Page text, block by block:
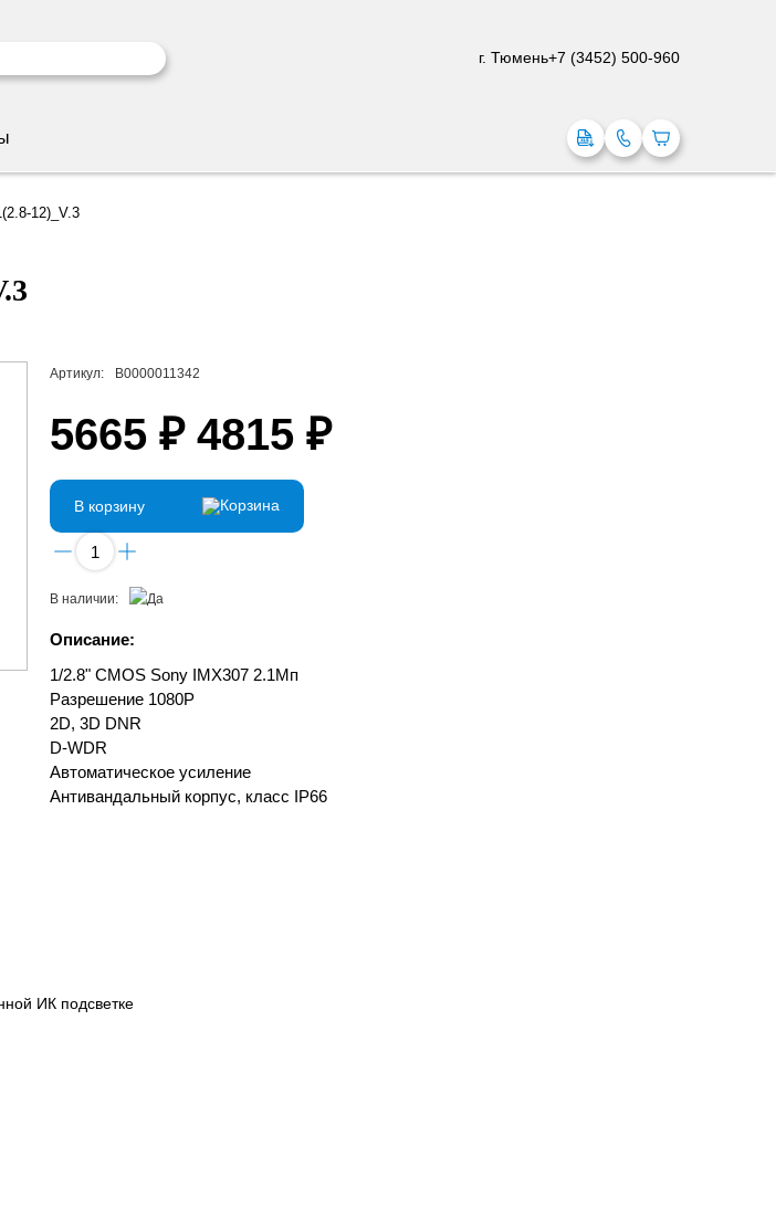
г. Тюмень+7 (3452) 500-960
12)_V.3
Артикул: В0000011342
5665 ₽ 4815 ₽
В корзину
В наличии:
Описание:
1/2.8" CMOS Sony IMX307 2.1Мп
Разрешение 1080P
2D, 3D DNR
D-WDR
Автоматическое усиление
Антивандальный корпус, класс IP66
ИК подсветке